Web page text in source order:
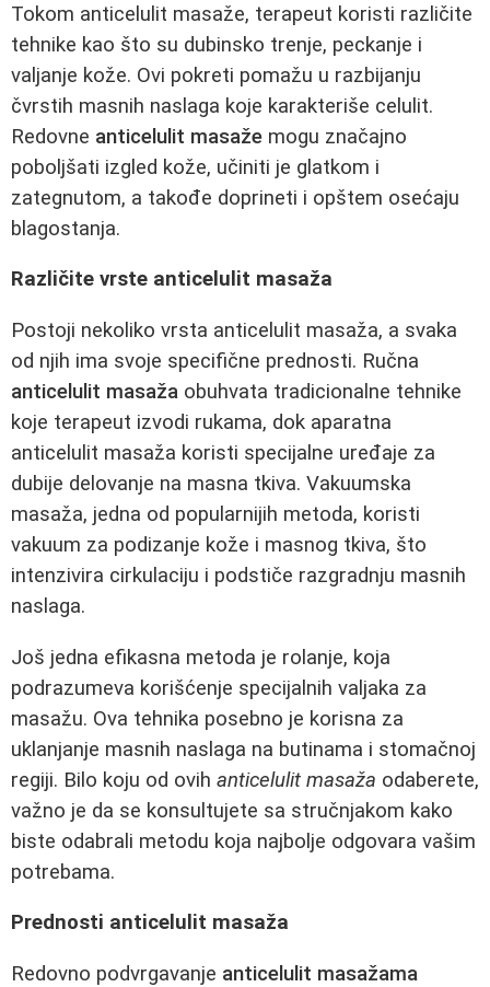
Tokom anticelulit masaže, terapeut koristi različite
tehnike kao što su dubinsko trenje, peckanje i
valjanje kože. Ovi pokreti pomažu u razbijanju
čvrstih masnih naslaga koje karakteriše celulit.
Redovne anticelulit masaže mogu značajno
poboljšati izgled kože, učiniti je glatkom i
zategnutom, a takođe doprineti i opštem osećaju
blagostanja.
Različite vrste anticelulit masaža
Postoji nekoliko vrsta anticelulit masaža, a svaka
od njih ima svoje specifične prednosti. Ručna
anticelulit masaža obuhvata tradicionalne tehnike
koje terapeut izvodi rukama, dok aparatna
anticelulit masaža koristi specijalne uređaje za
dubije delovanje na masna tkiva. Vakuumska
masaža, jedna od popularnijih metoda, koristi
vakuum za podizanje kože i masnog tkiva, što
intenzivira cirkulaciju i podstiče razgradnju masnih
naslaga.
Još jedna efikasna metoda je rolanje, koja
podrazumeva korišćenje specijalnih valjaka za
masažu. Ova tehnika posebno je korisna za
uklanjanje masnih naslaga na butinama i stomačnoj
regiji. Bilo koju od ovih anticelulit masaža odaberete,
važno je da se konsultujete sa stručnjakom kako
biste odabrali metodu koja najbolje odgovara vašim
potrebama.
Prednosti anticelulit masaža
Redovno podvrgavanje anticelulit masažama